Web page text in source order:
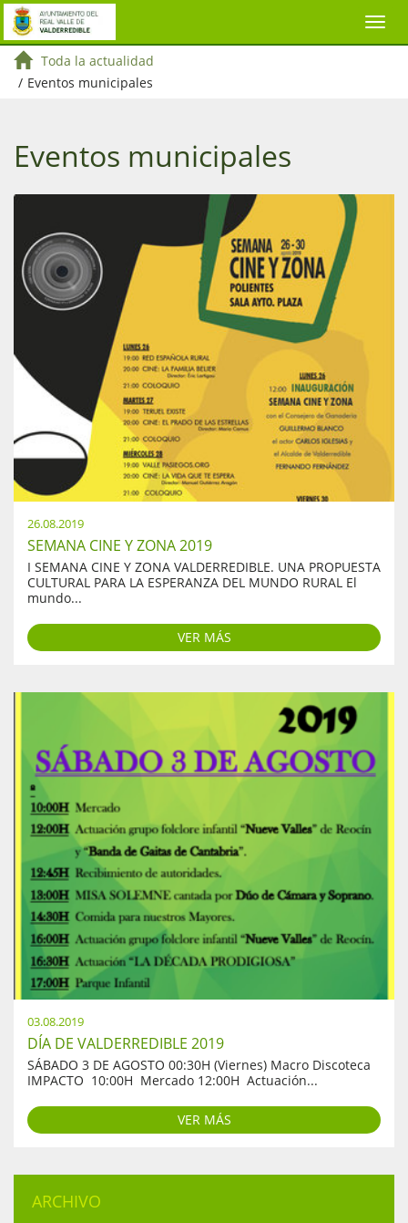
Toda la actualidad
/ Eventos municipales
Eventos municipales
26.08.2019
SEMANA CINE Y ZONA 2019
I SEMANA CINE Y ZONA VALDERREDIBLE. UNA PROPUESTA
CULTURAL PARA LA ESPERANZA DEL MUNDO RURAL El
mundo...
VER MÁS
03.08.2019
DÍA DE VALDERREDIBLE 2019
SÁBADO 3 DE AGOSTO 00:30H (Viernes) Macro Discoteca
IMPACTO 10:00H Mercado 12:00H Actuación...
VER MÁS
ARCHIVO